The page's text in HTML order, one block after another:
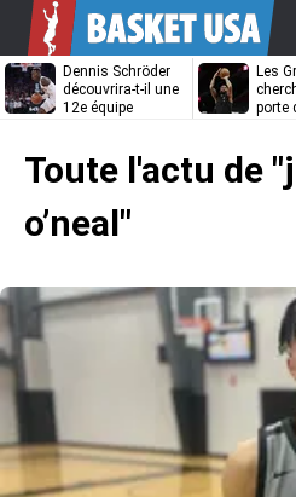
Dennis Schröder
découvrira-t-il une
12e équipe
Les
porte
Unibet
Toute l'actu de
o’neal"